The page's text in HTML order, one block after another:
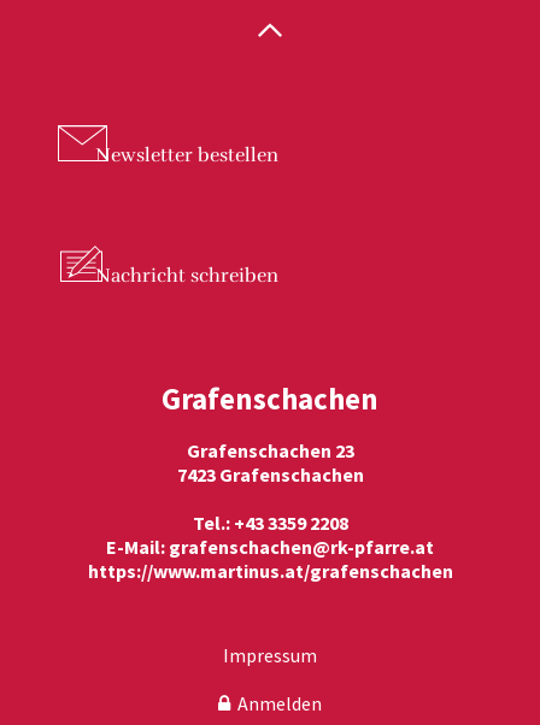
Newsletter bestellen
Nachricht schreiben
Grafenschachen
Grafenschachen 23
7423 Grafenschachen
Tel.: +43 3359 2208
E-Mail: grafenschachen@rk-pfarre.at
https://www.martinus.at/grafenschachen
Impressum
Anmelden